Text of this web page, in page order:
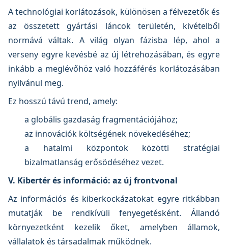
A technológiai korlátozások, különösen a félvezetők és
az összetett gyártási láncok területén, kivételből
normává váltak. A világ olyan fázisba lép, ahol a
verseny egyre kevésbé az új létrehozásában, és egyre
inkább a meglévőhöz való hozzáférés korlátozásában
nyilvánul meg.
Ez hosszú távú trend, amely:
a globális gazdaság fragmentációjához;
az innovációk költségének növekedéséhez;
a hatalmi központok közötti stratégiai
bizalmatlanság erősödéséhez vezet.
V. Kiber­tér és információ: az új frontvonal
Az információs és kiberkockázatokat egyre ritkábban
mutatják be rendkívüli fenyegetésként. Állandó
környezetként kezelik őket, amelyben államok,
vállalatok és társadalmak működnek.